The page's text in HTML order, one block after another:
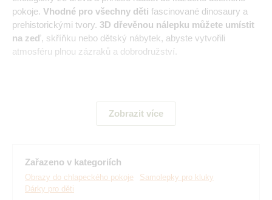
pokoje. Vhodné pro všechny děti fascinované dinosaury a
prehistorickými tvory. 3D dřevěnou nálepku můžete umístit
na zeď, skříňku nebo dětský nábytek, abyste vytvořili
atmosféru plnou zázraků a dobrodružství.
Jednoduchá montáž na zeď
Ekologická výroba ze dřeva
Zobrazit více
Zařazeno v kategoriích
Obrazy do chlapeckého pokoje
Samolepky pro kluky
Dárky pro děti